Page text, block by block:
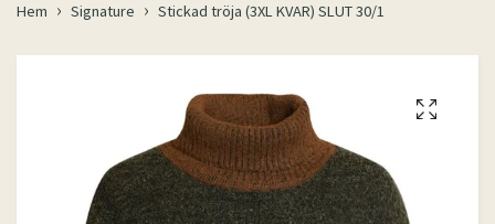
Hem Signature Stickad tröja (3XL KVAR) SLUT 30/1